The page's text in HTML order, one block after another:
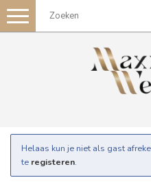
Toggle
navigation
Helaas kun je niet als gast
te registeren.